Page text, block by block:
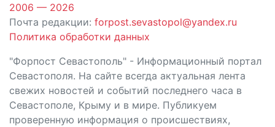
2006 — 2026
Почта редакции: forpost.sevastopol@yandex.ru
Политика обработки данных
"Форпост Севастополь" - Информационный портал
Севастополя. На сайте всегда актуальная лента
свежих новостей и событий последнего часа в
Севастополе, Крыму и в мире. Публикуем
проверенную информация о происшествиях,